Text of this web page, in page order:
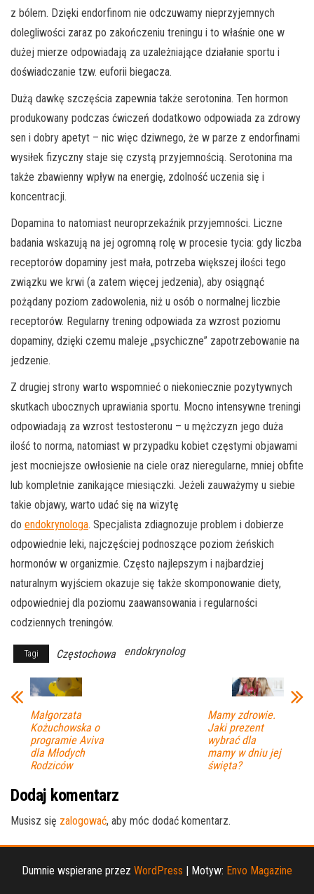
z bólem. Dzięki endorfinom nie odczuwamy nieprzyjemnych
dolegliwości zaraz po zakończeniu treningu i to właśnie one w
dużej mierze odpowiadają za uzależniające działanie sportu i
doświadczanie tzw. euforii biegacza.
Dużą dawkę szczęścia zapewnia także serotonina. Ten hormon
produkowany podczas ćwiczeń dodatkowo odpowiada za zdrowy
sen i dobry apetyt – nic więc dziwnego, że w parze z endorfinami
wysiłek fizyczny staje się czystą przyjemnością. Serotonina ma
także zbawienny wpływ na energię, zdolność uczenia się i
koncentracji.
Dopamina to natomiast neuroprzekaźnik przyjemności. Liczne
badania wskazują na jej ogromną rolę w procesie tycia: gdy liczba
receptorów dopaminy jest mała, potrzeba większej ilości tego
związku we krwi (a zatem więcej jedzenia), aby osiągnąć
pożądany poziom zadowolenia, niż u osób o normalnej liczbie
receptorów. Regularny trening odpowiada za wzrost poziomu
dopaminy, dzięki czemu maleje „psychiczne” zapotrzebowanie na
jedzenie.
Z drugiej strony warto wspomnieć o niekoniecznie pozytywnych
skutkach ubocznych uprawiania sportu. Mocno intensywne treningi
odpowiadają za wzrost testosteronu – u mężczyzn jego duża
ilość to norma, natomiast w przypadku kobiet częstymi objawami
jest mocniejsze owłosienie na ciele oraz nieregularne, mniej obfite
lub kompletnie zanikające miesiączki. Jeżeli zauważymy u siebie
takie objawy, warto udać się na wizytę
do endokrynologa. Specjalista zdiagnozuje problem i dobierze
odpowiednie leki, najczęściej podnoszące poziom żeńskich
hormonów w organizmie. Często najlepszym i najbardziej
naturalnym wyjściem okazuje się także skomponowanie diety,
odpowiedniej dla poziomu zaawansowania i regularności
codziennych treningów.
Tagi Częstochowa endokrynolog
Małgorzata
Kożuchowska o
programie Aviva
dla Młodych
Rodziców
Mamy zdrowie.
Jaki prezent
wybrać dla
mamy w dniu jej
święta?
Dodaj komentarz
Musisz się zalogować, aby móc dodać komentarz.
Dumnie wspierane przez WordPress | Motyw: Envo Magazine